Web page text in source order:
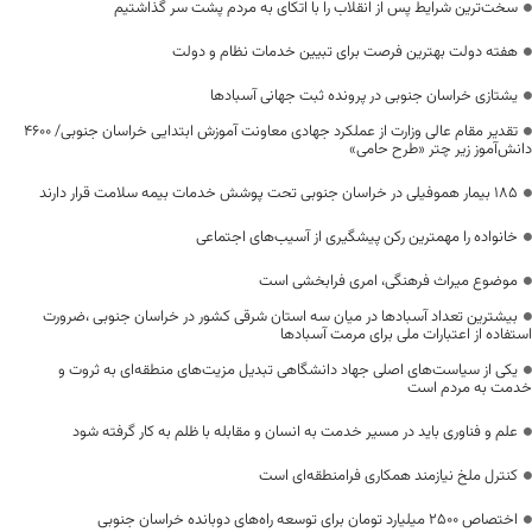
سخت‌ترین شرایط پس از انقلاب را با اتکای به مردم پشت سر گذاشتیم
هفته دولت بهترین فرصت برای تبیین خدمات نظام و دولت
یشتازی خراسان جنوبی در پرونده ثبت جهانی آسبادها
تقدیر مقام عالی وزارت از عملکرد جهادی معاونت آموزش ابتدایی خراسان جنوبی/ ۴۶۰۰
دانش‌آموز زیر چتر «طرح حامی»
۱۸۵ بیمار هموفیلی در خراسان جنوبی تحت پوشش خدمات بیمه سلامت قرار دارند
خانواده را مهمترین رکن پیشگیری از آسیب‌های اجتماعی
موضوع میراث فرهنگی، امری فرابخشی است
بیشترین تعداد آسبادها در میان سه استان شرقی کشور در خراسان جنوبی ،ضرورت
استفاده از اعتبارات ملی برای مرمت آسبادها
یکی از سیاست‌های اصلی جهاد دانشگاهی تبدیل مزیت‌های منطقه‌ای به ثروت و
خدمت به مردم است
علم و فناوری باید در مسیر خدمت به انسان و مقابله با ظلم به کار گرفته شود
کنترل ملخ نیازمند همکاری فرامنطقه‌ای است
اختصاص 2500 میلیارد تومان برای توسعه راه‌های دوبانده خراسان جنوبی